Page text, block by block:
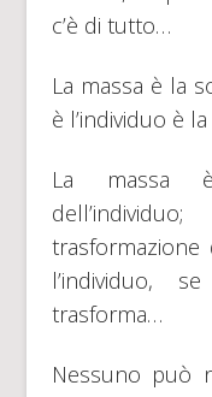
c’è di tutto…
La massa è la
è l’individuo è
La massa
l’individuo,
trasforma…
Nessuno può